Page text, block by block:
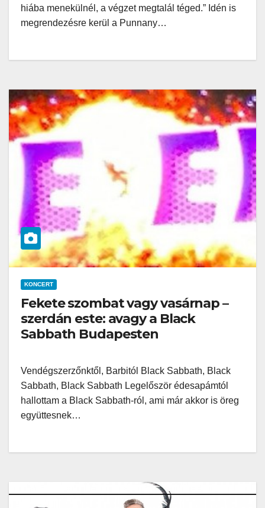
hiába menekülnél, a végzet megtalál téged.” Idén is
megrendezésre kerül a Punnany…
KONCERT
Fekete szombat vagy vasárnap –
szerdán este: avagy a Black
Sabbath Budapesten
Vendégszerzőnktől, Barbitól Black Sabbath, Black
Sabbath, Black Sabbath Legelőször édesapámtól
hallottam a Black Sabbath-ról, ami már akkor is öreg
együttesnek…